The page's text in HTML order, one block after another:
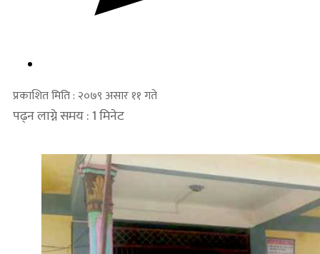
प्रकाशित मिति : २०७९ असार ११ गते
पढ्न लाग्ने समय : 1 मिनेट